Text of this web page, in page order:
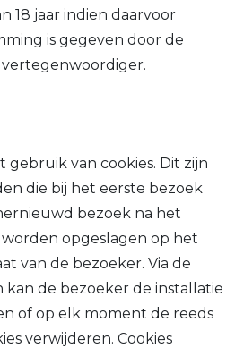
18 jaar indien daarvoor
is gegeven door de
gebruik van cookies. Dit zijn
die bij het eerste bezoek
bezoek na het
worden opgeslagen op het
van de bezoeker. Via de
de bezoeker de installatie
of op elk moment de reeds
verwijderen. Cookies